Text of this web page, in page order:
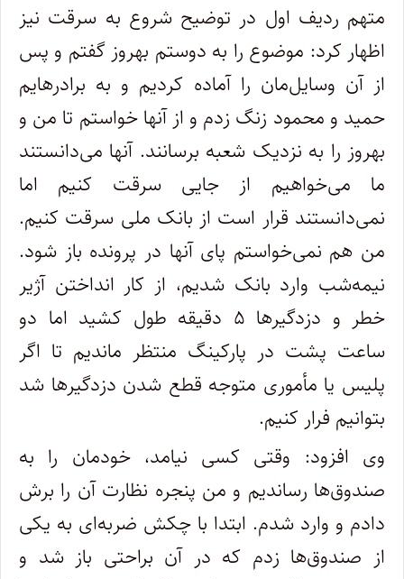
متهم ردیف اول در توضیح شروع به سرقت نیز
اظهار کرد: موضوع را به دوستم بهروز گفتم و پس
از آن وسایل‌مان را آماده کردیم و به برادرهایم
حمید و محمود زنگ زدم و از آنها خواستم تا من و
بهروز را به نزدیک شعبه برسانند. آنها می‌دانستند
ما می‌خواهیم از جایی سرقت کنیم اما
نمی‌دانستند قرار است از بانک ملی سرقت کنیم.
من هم نمی‌خواستم پای آنها در پرونده باز شود.
نیمه‌شب وارد بانک شدیم، از کار انداختن آژیر
خطر و دزدگیرها ۵ دقیقه طول کشید اما دو
ساعت پشت در پارکینگ منتظر ماندیم تا اگر
پلیس یا مأموری متوجه قطع شدن دزدگیرها شد
بتوانیم فرار کنیم.
وی افزود: وقتی کسی نیامد، خودمان را به
صندوق‌ها رساندیم و من پنجره نظارت آن را برش
دادم و وارد شدم. ابتدا با چکش ضربه‌ای به یکی
از صندوق‌ها زدم که در آن براحتی باز شد و